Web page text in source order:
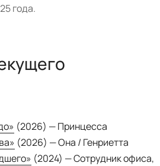
года.
(2026) — Принцесса
(2026) — Она / Генриетта
(2024) — Сотрудник офиса,